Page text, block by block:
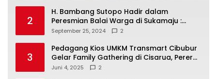
2
H. Bambang Sutopo Hadir dalam
Peresmian Balai Warga di Sukamaju :
Wadah Baru untuk Kolaborasi dan
September 25, 2024 2
3
Pedagang Kios UMKM Transmart Cibubur
Gelar Family Gathering di Cisarua, Pererat
Silaturahmi dan Kekompakan
Juni 4, 2025 2